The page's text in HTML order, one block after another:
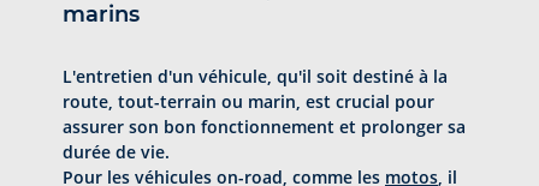
marins
L'entretien d'un véhicule, qu'il soit destiné à la
route, tout-terrain ou marin, est crucial pour
assurer son bon fonctionnement et prolonger sa
durée de vie.
Pour les véhicules on-road, comme les motos , il